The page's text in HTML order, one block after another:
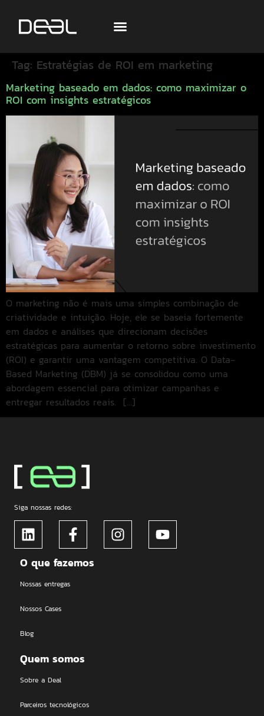
Tag: Estratégias de ROI em marketing
Marketing baseado em dados: como maximizar o
ROI com insights estratégicos
O marketing não é mais uma simples combinação de
criatividade e intuição. Hoje, ele se baseia fortemente
em dados e análises que direcionam decisões
estratégicas para aumentar o retorno sobre investimento
(ROI) e garantir uma vantagem competitiva. O Data-
Based Marketing (DBM) já se consolidou como uma
abordagem essencial para otimizar campanhas e
entregar resultados reais. […]
Siga nossas redes:
O que fazemos
Nossas entregas
Nossos Cases
Blog
Quem somos
Sobre a Deal
Parceiros tecnológicos